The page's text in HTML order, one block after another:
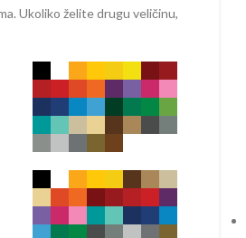
Ukoliko želite drugu veličinu,